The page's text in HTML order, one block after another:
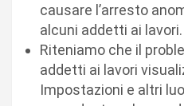
causare l’arresto
alcuni addetti ai lavori.
Riteniamo che il
addetti ai lavori
Impostazioni e altri